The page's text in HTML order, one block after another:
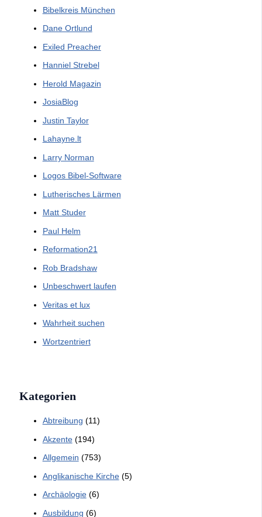
Bibelkreis München
Dane Ortlund
Exiled Preacher
Hanniel Strebel
Herold Magazin
JosiaBlog
Justin Taylor
Lahayne.lt
Larry Norman
Logos Bibel-Software
Lutherisches Lärmen
Matt Studer
Paul Helm
Reformation21
Rob Bradshaw
Unbeschwert laufen
Veritas et lux
Wahrheit suchen
Wortzentriert
Kategorien
Abtreibung (11)
Akzente(194)
Allgemein (753)
Anglikanische Kirche(5)
Archäologie(6)
Ausbildung (6)